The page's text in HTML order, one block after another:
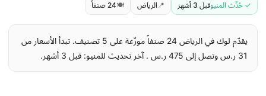
✓ حُدِّث المنيوقبل 3 أشهر 📍 الرياض 🍽️24 صنفاً
يقدّم لوك في الرياض 24 صنفاً موزّعة على 5 تصنيف. تبدأ الأسعار من
31 ر.س وتصل إلى 475 ر.س . آخر تحديث للمنيو: قبل 3 أشهر.